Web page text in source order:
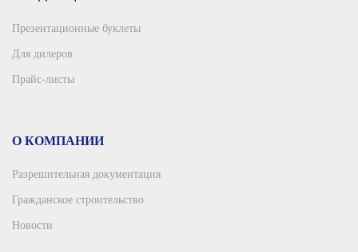
Презентационные буклеты
Для дилеров
Прайс-листы
О КОМПАНИИ
Разрешительная документация
Гражданское строительство
Новости